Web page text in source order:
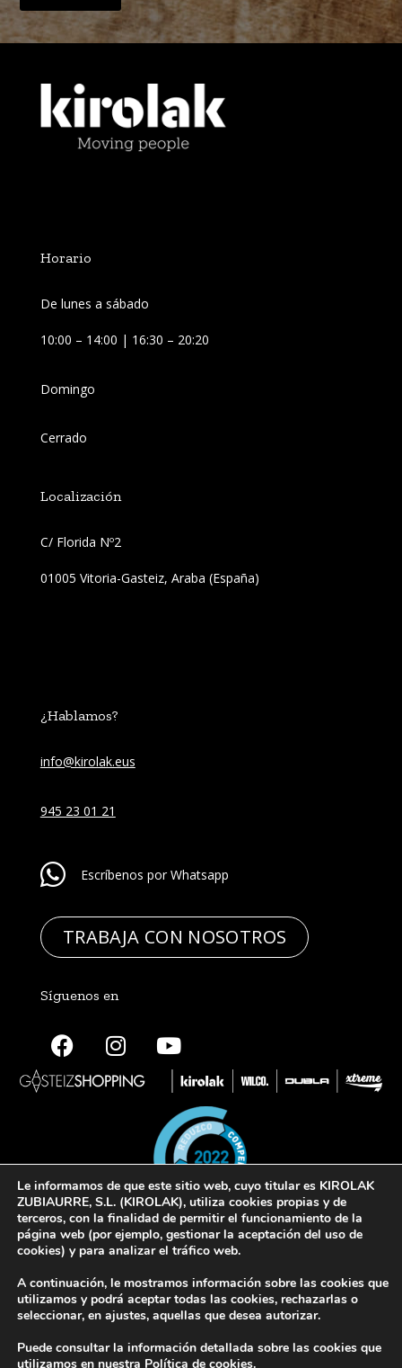
Horario
De lunes a sábado
10:00 – 14:00 | 16:30 – 20:20
Domingo
Cerrado
Localización
C/ Florida Nº2
01005 Vitoria-Gasteiz, Araba (España)
¿Hablamos?
info@kirolak.eus
945 23 01 21
Escríbenos por Whatsapp
TRABAJA CON NOSOTROS
Síguenos en
Aviso Legal Política de privacidad Política de cookies
Le informamos de que este sitio web, cuyo titular es KIROLAK
ZUBIAURRE, S.L. (KIROLAK), utiliza cookies propias y de
terceros, con la finalidad de permitir el funcionamiento de la
página web (por ejemplo, gestionar la aceptación del uso de
cookies) y para analizar el tráfico web.
A continuación, le mostramos información sobre las cookies que
utilizamos y podrá aceptar todas las cookies, rechazarlas o
seleccionar, en ajustes, aquellas que desea autorizar.
Puede consultar la información detallada sobre las cookies que
utilizamos en nuestra Política de cookies.